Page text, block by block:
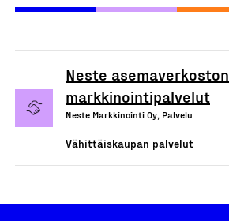
Neste asemaverkoston
markkinointipalvelut
Neste Markkinointi Oy, Palvelu
Vähittäiskaupan palvelut